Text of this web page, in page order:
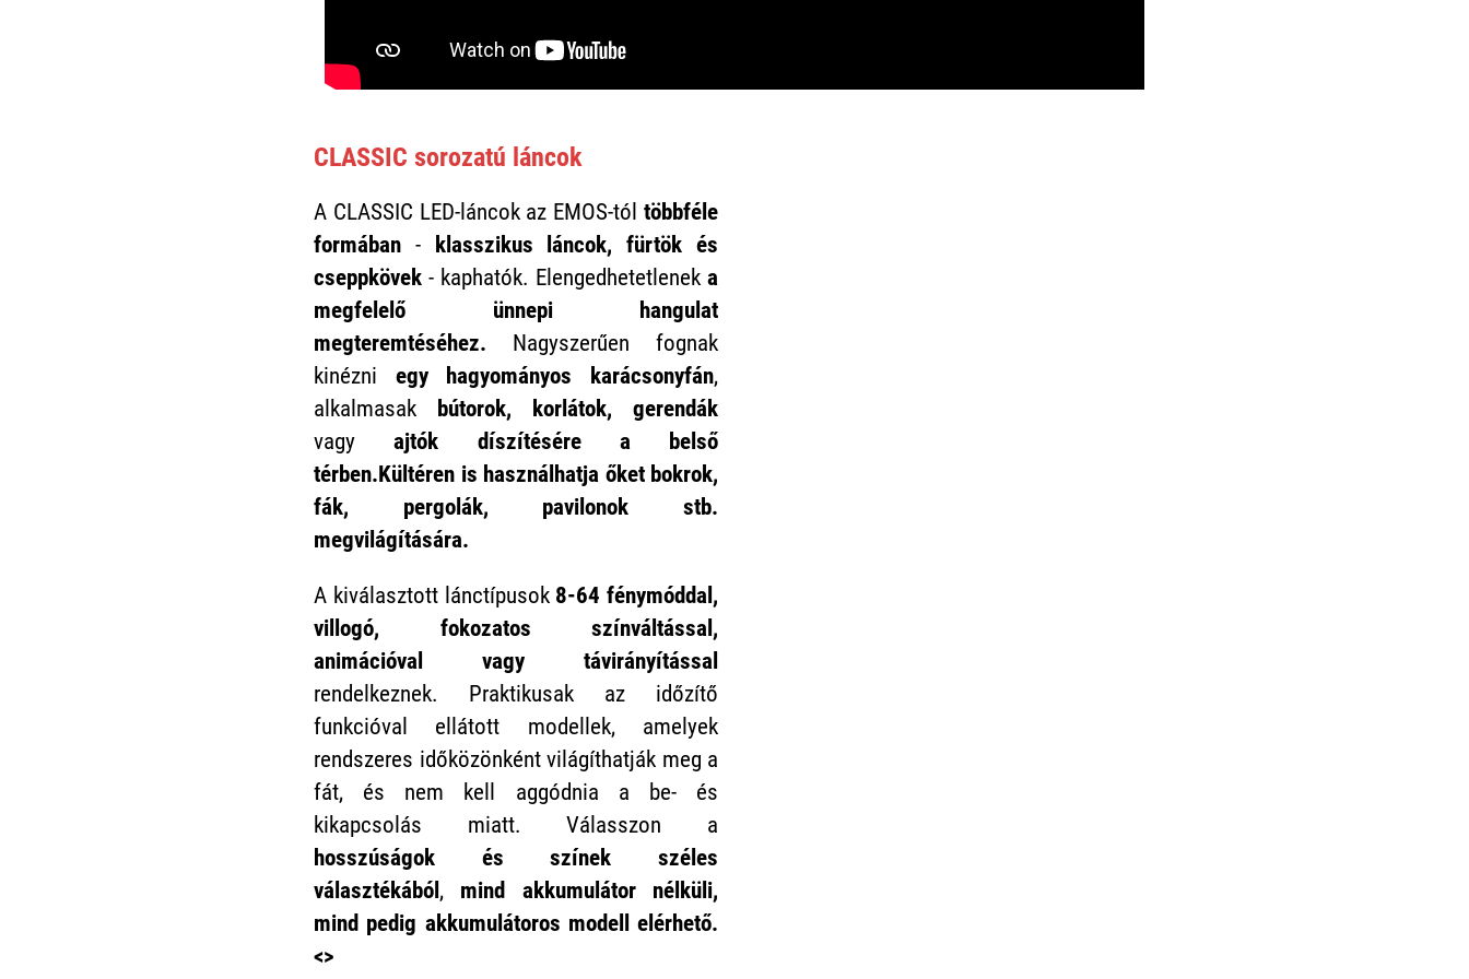
CLASSIC sorozatú láncok
A CLASSIC LED-láncok az EMOS-tól többféle
formában -
klasszikus láncok, fürtök és
cseppkövek - kaphatók. Elengedhetetlenek a
megfelelő ünnepi hangulat
megteremtéséhez. Nagyszerűen fognak
kinézni egy hagyományos karácsonyfán,
alkalmasak
bútorok, korlátok, gerendák
vagyajtók díszítésére a belső
térben.Kültéren is használhatja őket bokrok,
fák, pergolák, pavilonok stb.
megvilágítására.
A kiválasztott lánctípusok 8-64 fénymóddal,
villogó, fokozatos színváltással,
animációval vagy távirányítással
rendelkeznek. Praktikusak az időzítő
funkcióval ellátott modellek, amelyek
rendszeres időközönként világíthatják meg a
fát, és nem kell aggódnia a be- és
kikapcsolás miatt. Válasszon a
hosszúságok és színek széles
választékából , mind akkumulátor nélküli,
mind pedig akkumulátoros modell elérhető.
<>